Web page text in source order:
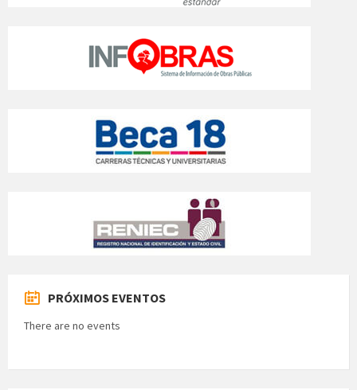
PRÓXIMOS EVENTOS
There are no events